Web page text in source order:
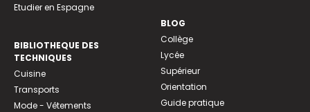
Etudier en Espagne
BIBLIOTHEQUE DES
TECHNIQUES
Cuisine
Transports
Mode - Vêtements
BLOG
Collège
Lycée
Supérieur
Orientation
Guide pratique